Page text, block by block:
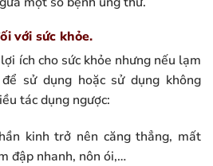
với sức khỏe.
ích cho sức khỏe nhưng nếu lạm
sử dụng hoặc sử dụng không
tác dụng ngược:
kinh trở nên căng thẳng, mất
đập nhanh, nôn ói,…